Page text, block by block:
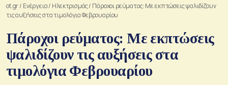
ot.gr/ Ενέργεια/ Ηλεκτρισμός/ Πάροχοι ρεύματος: Με εκπτώσεις ψαλιδίζουν
τις αυξήσεις στα τιμολόγια Φεβρουαρίου
Πάροχοι ρεύματος: Με εκπτώσεις
ψαλιδίζουν τις αυξήσεις στα
τιμολόγια Φεβρουαρίου